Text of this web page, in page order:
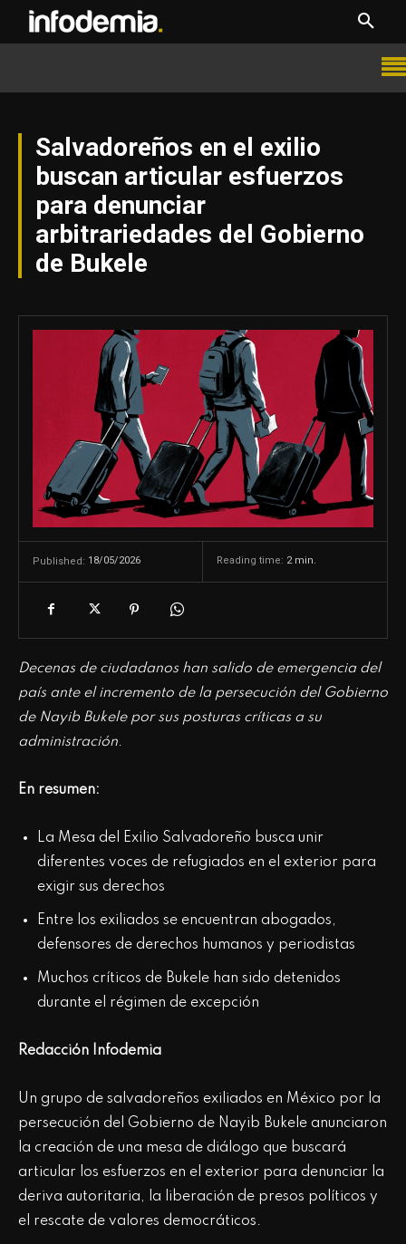
Salvadoreños en el exilio
buscan articular esfuerzos
para denunciar
arbitrariedades del Gobierno
de Bukele
Published: 18/05/2026 Reading time: 2min.
Decenas de ciudadanos han salido de emergencia del
país ante el incremento de la persecución del Gobierno
de Nayib Bukele por sus posturas críticas a su
administración.
En resumen:
La Mesa del Exilio Salvadoreño busca unir
diferentes voces de refugiados en el exterior para
exigir sus derechos
Entre los exiliados se encuentran abogados,
defensores de derechos humanos y periodistas
Muchos críticos de Bukele han sido detenidos
durante el régimen de excepción
Redacción Infodemia
Un grupo de salvadoreños exiliados en México por la
persecución del Gobierno de Nayib Bukele anunciaron
la creación de una mesa de diálogo que buscará
articular los esfuerzos en el exterior para denunciar la
deriva autoritaria, la liberación de presos políticos y
el rescate de valores democráticos.